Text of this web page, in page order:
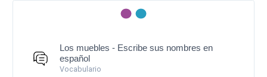
Los muebles - Escribe sus nombres en
español
Vocabulario